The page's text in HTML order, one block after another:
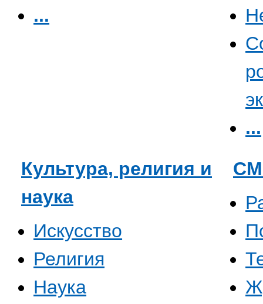
...
...
Культура, религия и
наука
Искусство
Религия
Наука